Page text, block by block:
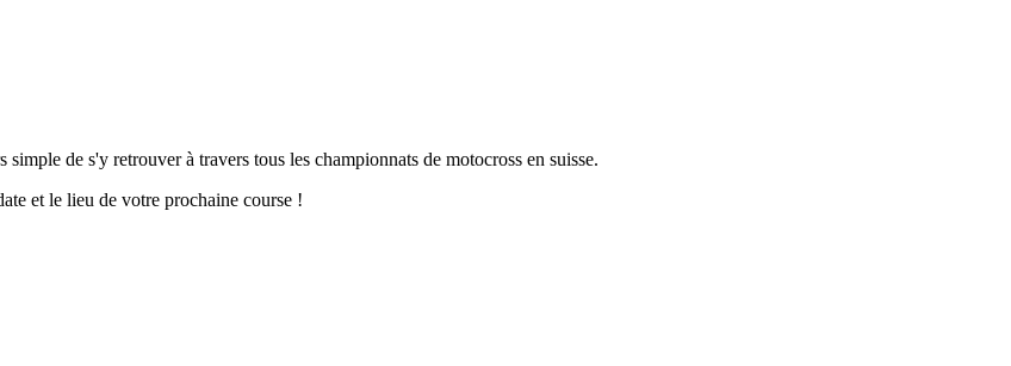
de s'y retrouver à travers tous les championnats de motocross en suisse.
et le lieu de votre prochaine course !